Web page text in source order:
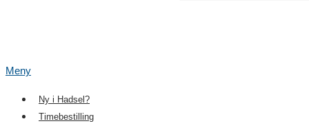
Meny
Ny i Hadsel?
Timebestilling